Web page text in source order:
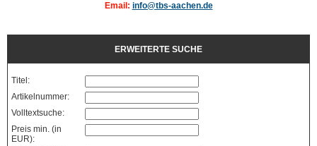
Email: info@tbs-aachen.de
ERWEITERTE SUCHE
Titel:
Artikelnummer:
Volltextsuche:
Preis min. (in
EUR):